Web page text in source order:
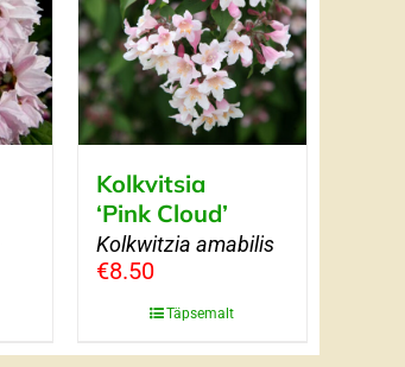
Kolkvitsia
‘Pink Cloud’
Kolkwitzia amabilis
€8.50
Täpsemalt